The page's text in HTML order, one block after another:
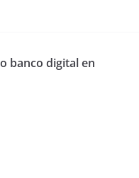
banco digital en